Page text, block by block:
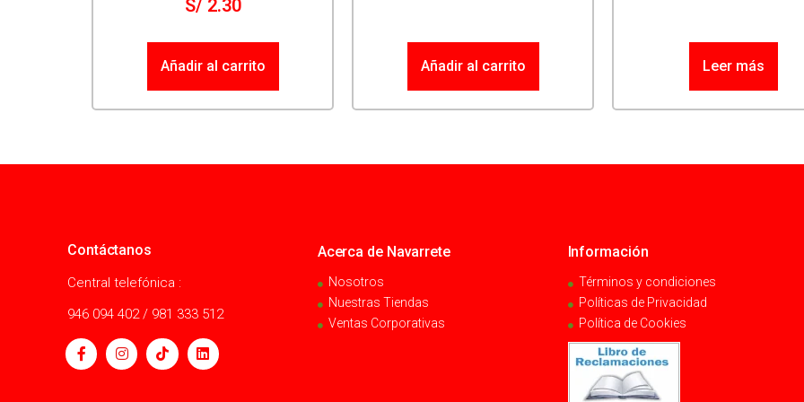
S/ 2.30
Añadir al carrito Añadir al carrito Leer más
Contáctanos
Central telefónica :
946 094 402 / 981 333 512
Acerca de Navarrete
Nosotros
Nuestras Tiendas
Ventas Corporativas
Información
Términos y condiciones
Políticas de Privacidad
Política de Cookies